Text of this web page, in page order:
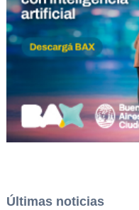
Últimas noticias